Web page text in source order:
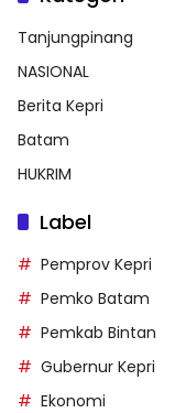
Tanjungpinang
NASIONAL
Berita Kepri
Batam
HUKRIM
Label
Pemprov Kepri
Pemko Batam
Pemkab Bintan
Gubernur Kepri
Ekonomi